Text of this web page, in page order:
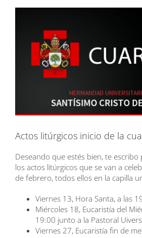
grande
Actos litúrgicos inicio de la
Deseando que estés bien, te
los actos litúrgicos que se van a
de febrero, todos ellos en la capilla
Viernes 13, Hora Santa, a las
Miércoles 18, Eucaristía del
19:00 junto a la Pastoral
Viernes 27, Eucaristía fin de